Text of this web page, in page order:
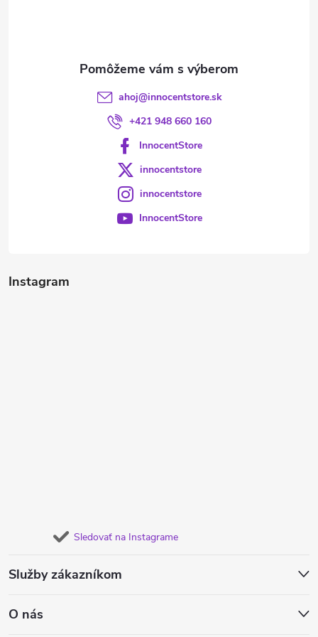
Instagram
Sledovať na Instagrame
Služby zákazníkom
O nás
ahoj@innocentstore.sk
+421 948 660 160
InnocentStore
innocentstore
innocentstore
InnocentStore